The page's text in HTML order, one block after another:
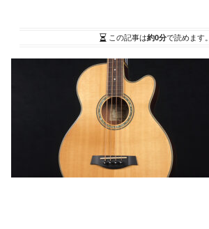
この記事は約0分で読めます。